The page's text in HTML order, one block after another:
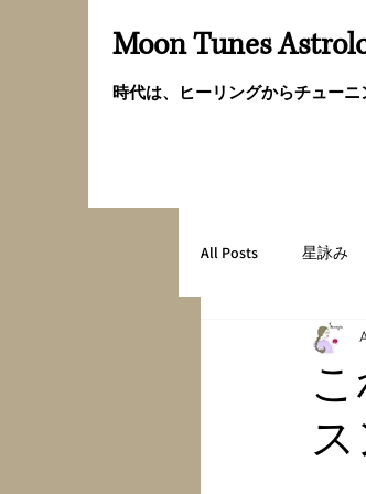
Moon Tunes
時代は、ヒーリングからチューニ
All Posts 星詠み